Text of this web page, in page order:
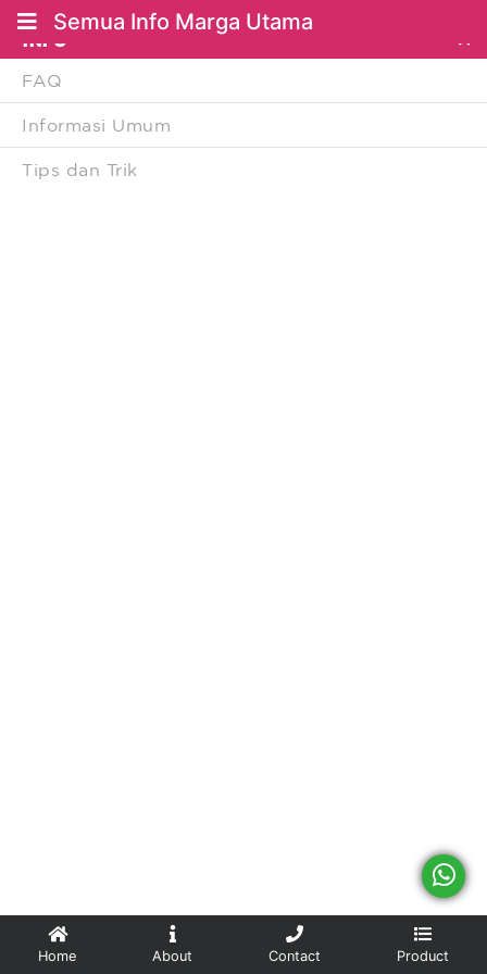
Semua Info Marga Utama
INFO
FAQ
Informasi Umum
Tips dan Trik
Home About Contact Product